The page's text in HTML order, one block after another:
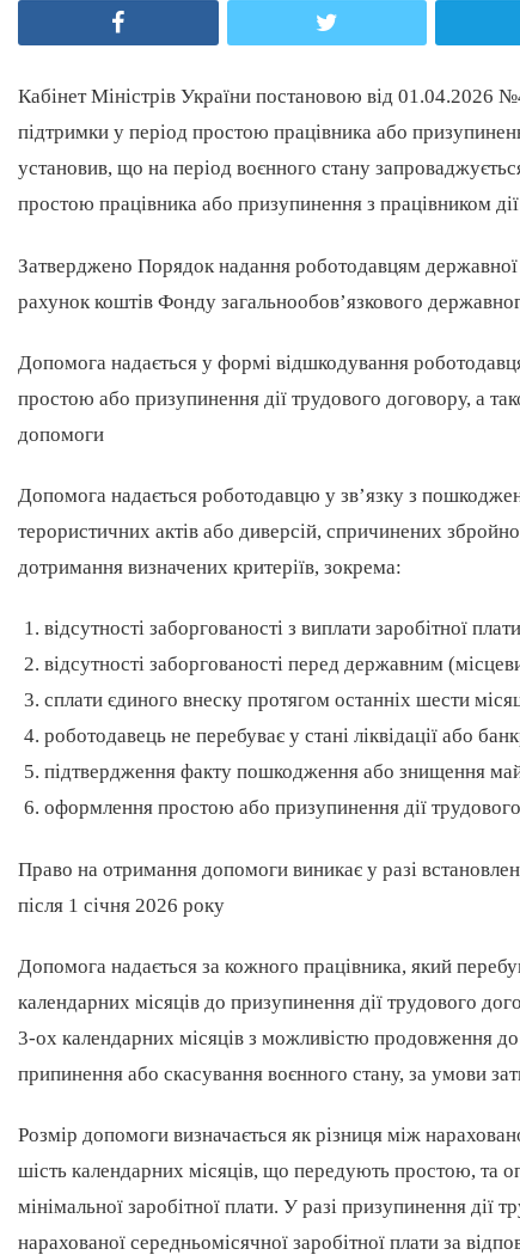
Кабінет Міністрів України постановою від 01.04.2026
підтримки у період простою працівника або
установив, що на період воєнного стану
простою працівника або призупинення з працівником
Затверджено Порядок надання роботодавцям державної
рахунок коштів Фонду загальнообов’язкового
Допомога надається у формі відшкодування
простою або призупинення дії трудового договору, а
допомоги
Допомога надається роботодавцю у зв’язку з
терористичних актів або диверсій, спричинених
дотримання визначених критеріїв, зокрема:
відсутності заборгованості з виплати заробітної
відсутності заборгованості перед державним
сплати єдиного внеску протягом останніх шести
роботодавець не перебуває у стані ліквідації або
підтвердження факту пошкодження або знищення
оформлення простою або призупинення дії
Право на отримання допомоги виникає у разі
після 1 січня 2026 року
Допомога надається за кожного працівника, який
календарних місяців до призупинення дії трудового
3-ох календарних місяців з можливістю продовження
припинення або скасування воєнного стану, за умови
Розмір допомоги визначається як різниця між
шість календарних місяців, що передують простою, та
мінімальної заробітної плати. У разі призупинення дії
нарахованої середньомісячної заробітної плати за